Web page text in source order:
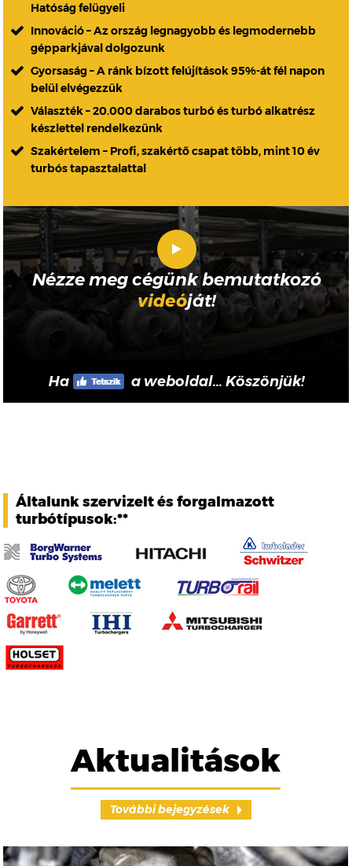
Hatóság felügyeli
Innováció – Az ország legnagyobb és legmodernebb
gépparkjával dolgozunk
Gyorsaság – A ránk bízott felújítások 95%-át fél napon
belül elvégezzük
Választék – 20.000 darabos turbó és turbó alkatrész
készlettel rendelkezünk
Szakértelem – Profi, szakértő csapat több, mint 10 év
turbós tapasztalattal
Nézze meg cégünk bemutatkozó
videóját!
Ha a weboldal... Köszönjük!
Általunk szervizelt és forgalmazott
turbótípusok:**
Aktualitások
További bejegyzések